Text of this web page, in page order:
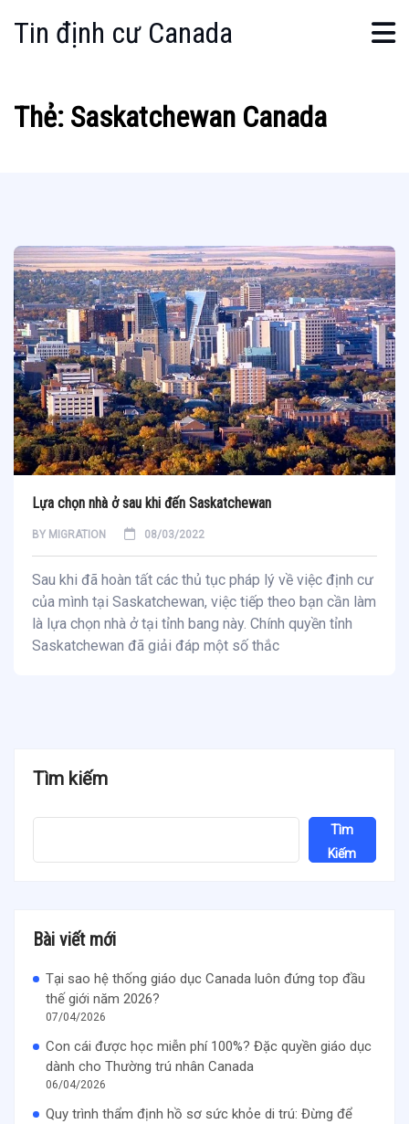
Tin định cư Canada
Thẻ: Saskatchewan Canada
Lựa chọn nhà ở sau khi đến Saskatchewan
BY MIGRATION 08/03/2022
Sau khi đã hoàn tất các thủ tục pháp lý về việc định cư
của mình tại Saskatchewan, việc tiếp theo bạn cần làm
là lựa chọn nhà ở tại tỉnh bang này. Chính quyền tỉnh
Saskatchewan đã giải đáp một số thắc
Tìm kiếm
Tìm
Kiếm
Bài viết mới
Tại sao hệ thống giáo dục Canada luôn đứng top đầu
thế giới năm 2026?
07/04/2026
Con cái được học miễn phí 100%? Đặc quyền giáo dục
dành cho Thường trú nhân Canada
06/04/2026
Quy trình thẩm định hồ sơ sức khỏe di trú: Đừng để